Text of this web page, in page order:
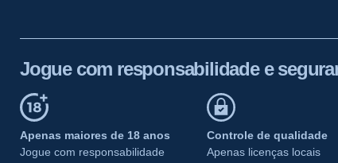
Jogue com responsabilidade e
Apenas maiores de 18 anos
Jogue com responsabilidade
Controle de qualidade
Apenas licenças locais